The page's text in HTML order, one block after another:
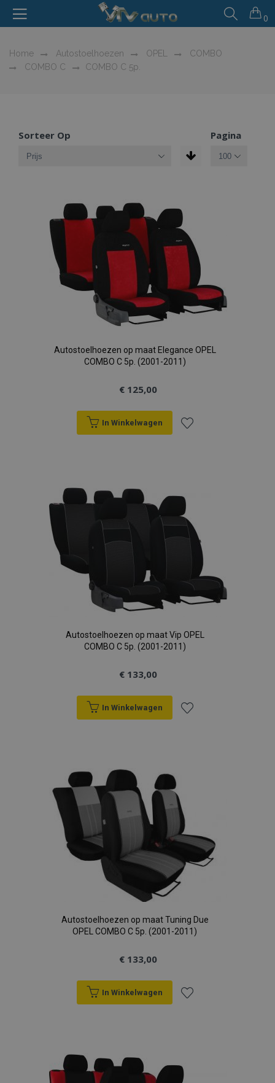
0
Home Autostoelhoezen OPEL
COMBO
COMBO C
COMBO C 5p.
Sorteer Op Pagina
Autostoelhoezen op maat Elegance OPEL
COMBO C 5p. (2001-2011)
€ 125,00
In Winkelwagen
aan
verlanglijst
Autostoelhoezen op maat Vip OPEL
COMBO C 5p. (2001-2011)
€ 133,00
In Winkelwagen
verlanglijst
Autostoelhoezen op maat Tuning Due
OPEL COMBO C 5p. (2001-2011)
€ 133,00
In Winkelwagen
aan